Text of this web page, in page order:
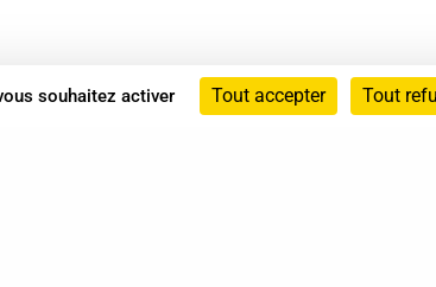
souhaitez activer Tout accepter Tout